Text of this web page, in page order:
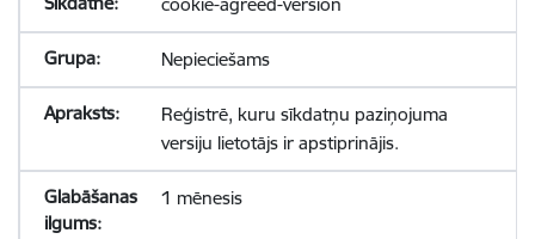
Nepieciešams
Reģistrē, kuru sīkdatņu paziņojuma
versiju lietotājs ir apstiprinājis.
1 mēnesis